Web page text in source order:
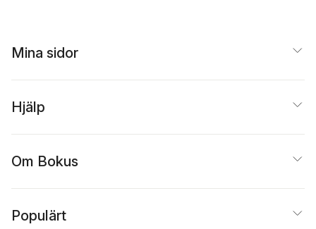
Mina sidor
Hjälp
Om Bokus
Populärt